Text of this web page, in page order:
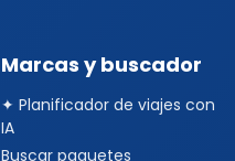
Marcas y buscador
✦ Planificador de viajes con
IA
Buscar paquetes